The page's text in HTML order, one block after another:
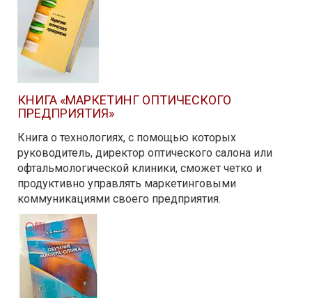
КНИГА «МАРКЕТИНГ ОПТИЧЕСКОГО
ПРЕДПРИЯТИЯ»
Книга о технологиях, с помощью которых
руководитель, директор оптического салона или
офтальмологической клиники, сможет четко и
продуктивно управлять маркетинговыми
коммуникациями своего предприятия.